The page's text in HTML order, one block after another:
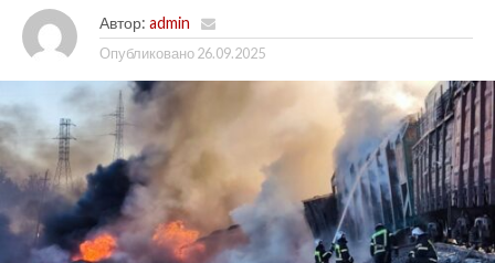
Автор: admin
Опубликовано 26.09.2025